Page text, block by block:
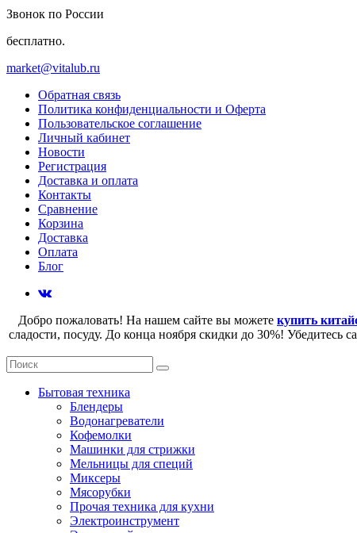
Звонок по России
бесплатно.
market@vitalub.ru
Обратная связь
Политика конфиденциальности и Оферта
Пользовательское соглашение
Личный кабинет
Новости
Регистрация
Доставка и оплата
Контакты
Сравнение
Корзина
Доставка
Оплата
Блог
Добро пожаловать! На нашем сайте вы можете купить
сладости, посуду. До конца ноября скидки до 30%! Убедитесь
Бытовая техника
Блендеры
Водонагреватели
Кофемолки
Машинки для стрижки
Мельницы для специй
Миксеры
Мясорубки
Прочая техника для кухни
Электроинструмент